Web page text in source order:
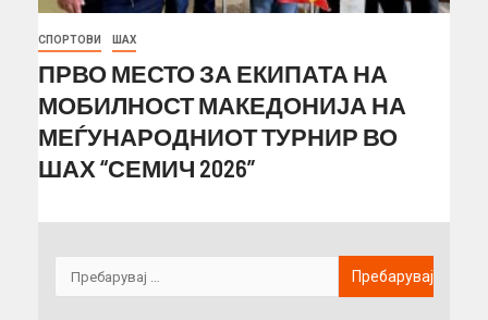
СПОРТОВИ ШАХ
ПРВО МЕСТО ЗА ЕКИПАТА НА
МОБИЛНОСТ МАКЕДОНИЈА НА
МЕЃУНАРОДНИОТ ТУРНИР ВО
ШАХ “СЕМИЧ 2026”